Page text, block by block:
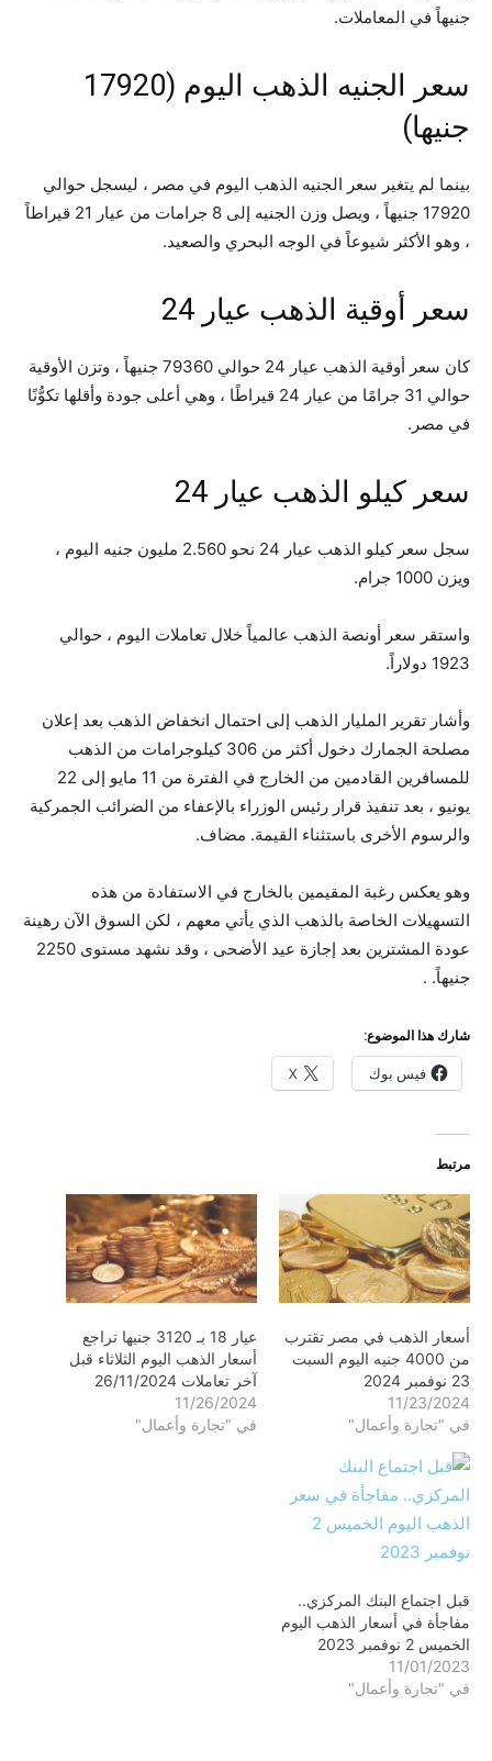
جنيهاً في المعاملات.
سعر الجنيه الذهب اليوم (17920
جنيها)
بينما لم يتغير سعر الجنيه الذهب اليوم في مصر ، ليسجل حوالي
17920 جنيهاً ، ويصل وزن الجنيه إلى 8 جرامات من عيار 21 قيراطاً
، وهو الأكثر شيوعاً في الوجه البحري والصعيد.
سعر أوقية الذهب عيار 24
كان سعر أوقية الذهب عيار 24 حوالي 79360 جنيهاً ، وتزن الأوقية
حوالي 31 جرامًا من عيار 24 قيراطًا ، وهي أعلى جودة وأقلها تكوُّنًا
في مصر.
سعر كيلو الذهب عيار 24
سجل سعر كيلو الذهب عيار 24 نحو 2.560 مليون جنيه اليوم ،
ويزن 1000 جرام.
واستقر سعر أونصة الذهب عالمياً خلال تعاملات اليوم ، حوالي
1923 دولاراً.
وأشار تقرير المليار الذهب إلى احتمال انخفاض الذهب بعد إعلان
مصلحة الجمارك دخول أكثر من 306 كيلوجرامات من الذهب
للمسافرين القادمين من الخارج في الفترة من 11 مايو إلى 22
يونيو ، بعد تنفيذ قرار رئيس الوزراء بالإعفاء من الضرائب الجمركية
والرسوم الأخرى باستثناء القيمة. مضاف.
وهو يعكس رغبة المقيمين بالخارج في الاستفادة من هذه
التسهيلات الخاصة بالذهب الذي يأتي معهم ، لكن السوق الآن رهينة
عودة المشترين بعد إجازة عيد الأضحى ، وقد نشهد مستوى 2250
جنيهاً. .
شارك هذا الموضوع:
فيس بوك X
مرتبط
أسعار الذهب في مصر تقترب
من 4000 جنيه اليوم السبت
23 نوفمبر 2024
11/23/2024
في "تجارة وأعمال"
عيار 18 بـ 3120 جنيها تراجع
أسعار الذهب اليوم الثلاثاء قبل
آخر تعاملات 26/11/2024
11/26/2024
في "تجارة وأعمال"
قبل اجتماع البنك المركزي..
مفاجأة في أسعار الذهب اليوم
الخميس 2 نوفمبر 2023
11/01/2023
في "تجارة وأعمال"